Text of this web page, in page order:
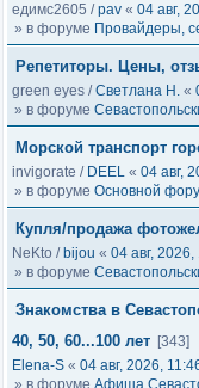
едимс2605 /pav « 04 авг,
» в форуме Провайдеры,
Репетиторы. Цены,
green eyes /Светлана Н. «
» в форуме
Морской транспорт
invigorate / DEEL « 04 авг,
» в форуме Основной
Купля/продажа
NeKto / bijou « 04 авг, 2026,
» в форуме
Знакомства в
40, 50, 60...100 лет [343]
Elena-S « 04 авг, 2026,
» в форуме Афиша